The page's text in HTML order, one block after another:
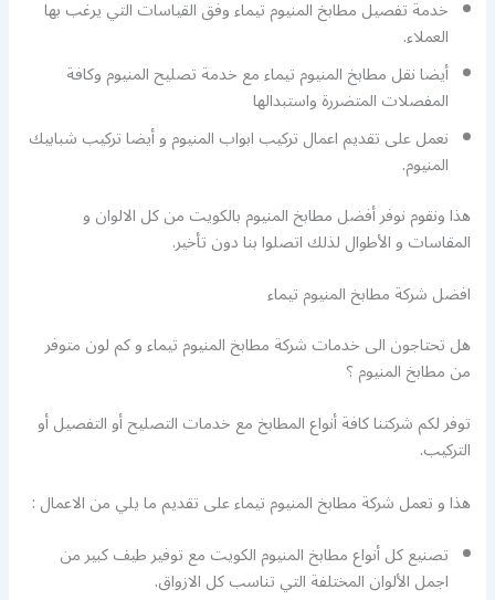
خدمة تفصيل مطابخ المنيوم تيماء وفق القياسات التي يرغب بها
العملاء.
أيضا نقل مطابخ المنيوم تيماء مع خدمة تصليح المنيوم وكافة
المفصلات المتضررة واستبدالها
نعمل على تقديم اعمال تركيب ابواب المنيوم و أيضا تركيب شبابيك
المنيوم.
هذا ونقوم نوفر أفضل مطابخ المنيوم بالكويت من كل الالوان و
المقاسات و الأطوال لذلك اتصلوا بنا دون تأخير.
افضل شركة مطابخ المنيوم تيماء
هل تحتاجون الى خدمات شركة مطابخ المنيوم تيماء و كم لون متوفر
من مطابخ المنيوم ؟
توفر لكم شركتنا كافة أنواع المطابخ مع خدمات التصليح أو التفصيل أو
التركيب.
هذا و تعمل شركة مطابخ المنيوم تيماء على تقديم ما يلي من الاعمال :
تصنيع كل أنواع مطابخ المنيوم الكويت مع توفير طيف كبير من
اجمل الألوان المختلفة التي تناسب كل الازواق.